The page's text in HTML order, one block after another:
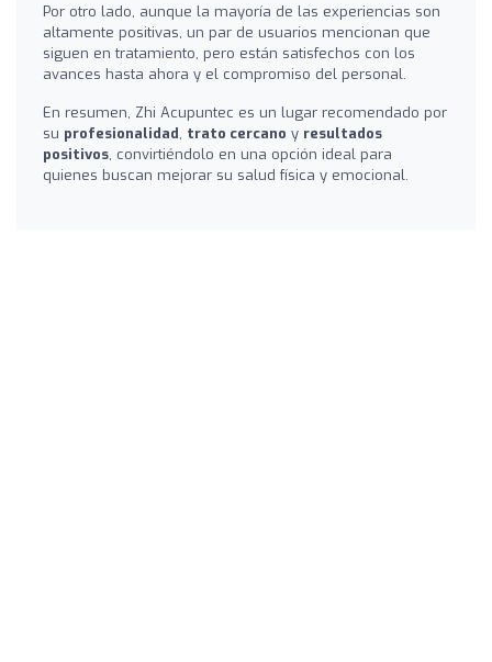
Por otro lado, aunque la mayoría de las experiencias son
altamente positivas, un par de usuarios mencionan que
siguen en tratamiento, pero están satisfechos con los
avances hasta ahora y el compromiso del personal.
En resumen, Zhi Acupuntec es un lugar recomendado por
su profesionalidad, trato cercano y resultados
positivos, convirtiéndolo en una opción ideal para
quienes buscan mejorar su salud física y emocional.